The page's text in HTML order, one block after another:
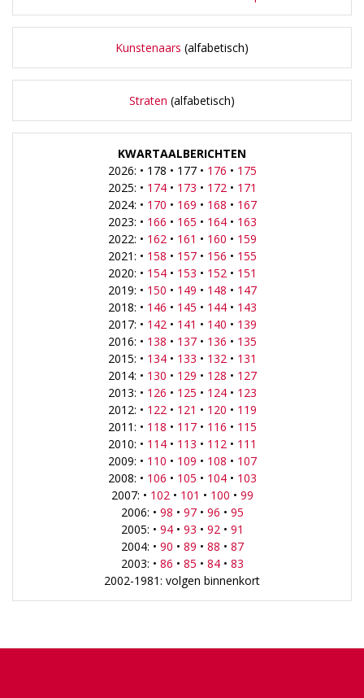
Kunstenaars (alfabetisch)
Straten (alfabetisch)
KWARTAALBERICHTEN
2026: • 178 • 177 • 176 • 175
2025: • 174• 173 • 172 • 171
2024: • 170 • 169 • 168 • 167
2023: • 166 • 165 • 164• 163
2022: • 162 • 161 • 160 • 159
2021: • 158 • 157• 156 • 155
2020: • 154• 153 • 152 • 151
2019: • 150 • 149 • 148 • 147
2018: • 146 • 145 • 144• 143
2017: • 142 • 141 • 140 • 139
2016: • 138 • 137• 136 • 135
2015: • 134• 133 • 132 • 131
2014: • 130 • 129 • 128 • 127
2013: • 126 • 125 • 124• 123
2012: • 122 • 121 • 120 • 119
2011: • 118 • 117• 116 • 115
2010: • 114• 113 • 112 • 111
2009: • 110 • 109 • 108 • 107
2008: • 106 • 105 • 104• 103
2007: • 102 • 101 • 100 • 99
2006: • 98 • 97• 96 • 95
2005: • 94• 93 • 92 • 91
2004: • 90 • 89 • 88 • 87
2003: • 86 • 85 • 84• 83
2002-1981: volgen binnenkort